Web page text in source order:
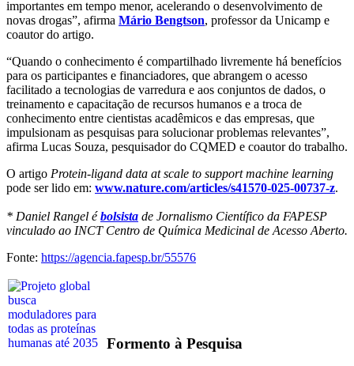
importantes em tempo menor, acelerando o desenvolvimento de
novas drogas”, afirma Mário Bengtson, professor da Unicamp e
coautor do artigo.
“Quando o conhecimento é compartilhado livremente há benefícios
para os participantes e financiadores, que abrangem o acesso
facilitado a tecnologias de varredura e aos conjuntos de dados, o
treinamento e capacitação de recursos humanos e a troca de
conhecimento entre cientistas acadêmicos e das empresas, que
impulsionam as pesquisas para solucionar problemas relevantes”,
afirma Lucas Souza, pesquisador do CQMED e coautor do trabalho.
O artigo Protein-ligand data at scale to support machine learning
pode ser lido em: www.nature.com/articles/s41570-025-00737-z.
* Daniel Rangel ébolsista de Jornalismo Científico da FAPESP
vinculado ao INCT Centro de Química Medicinal de Acesso Aberto.
Fonte: https://agencia.fapesp.br/55576
Formento à Pesquisa